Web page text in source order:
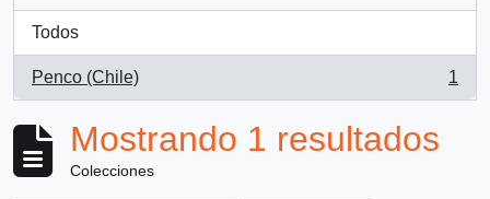
Todos
Penco (Chile)
, 1 resultados
1
Mostrando 1 resultados
Colecciones